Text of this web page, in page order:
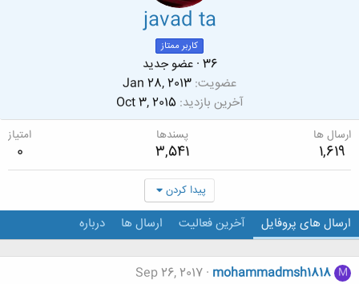
javad ta
کاربر ممتاز
عضو جدید · 36
عضویت Jan 28, 2013
آخرین بازدید Oct 3, 2015
ارسال ها
1,619
پسندها
3,541
امتیاز
0
پیدا کردن
ارسال های پروفایل آخرین فعالیت ارسال ها درباره
M
mohammadmsh1818
Sep 26, 2017